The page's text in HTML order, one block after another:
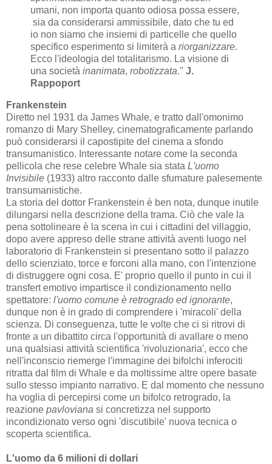
umani, non importa quanto odiosa possa essere,
sia da considerarsi ammissibile, dato che tu ed
io non siamo che insiemi di particelle che quello
specifico esperimento si limiterà a riorganizzare.
Ecco l'ideologia del totalitarismo. La visione di
una società inanimata, robotizzata." J.
Rappoport
Frankenstein
Diretto nel 1931 da James Whale, e tratto dall'omonimo
romanzo di Mary Shelley, cinematograficamente parlando
può considerarsi il capostipite del cinema a sfondo
transumanistico. Interessante notare come la seconda
pellicola che rese celebre Whale sia stata L'uomo
Invisibile (1933) altro racconto dalle sfumature palesemente
transumanistiche.
La storia del dottor Frankenstein è ben nota, dunque inutile
dilungarsi nella descrizione della trama. Ciò che vale la
pena sottolineare è la scena in cui i cittadini del villaggio,
dopo avere appreso delle strane attività aventi luogo nel
laboratorio di Frankenstein si presentano sotto il palazzo
dello scienziato, torce e forconi alla mano, con l'intenzione
di distruggere ogni cosa. E' proprio quello il punto in cui il
transfert emotivo impartisce il condizionamento nello
spettatore: l'uomo comune è retrogrado ed ignorante,
dunque non è in grado di comprendere i 'miracoli' della
scienza. Di conseguenza, tutte le volte che ci si ritrovi di
fronte a un dibattito circa l'opportunità di avallare o meno
una qualsiasi attività scientifica 'rivoluzionaria', ecco che
nell'inconscio riemerge l'immagine dei bifolchi inferociti
ritratta dal film di Whale e da moltissime altre opere basate
sullo stesso impianto narrativo. E dal momento che nessuno
ha voglia di percepirsi come un bifolco retrogrado, la
reazione pavloviana si concretizza nel supporto
incondizionato verso ogni 'discutibile' nuova tecnica o
scoperta scientifica.
L'uomo da 6 milioni di dollari